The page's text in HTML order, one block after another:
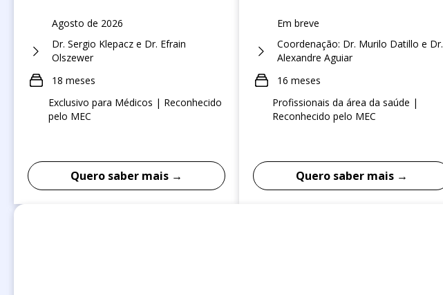
Agosto de 2026
Dr. Sergio Klepacz e Dr. Efrain
Olszewer
18 meses
Exclusivo para Médicos | Reconhecido
pelo MEC
Quero saber mais →
Em breve
Coordenação: Dr. Murilo Datillo e Dr.
Alexandre Aguiar
16 meses
Profissionais da área da saúde |
Reconhecido pelo MEC
Quero saber mais →